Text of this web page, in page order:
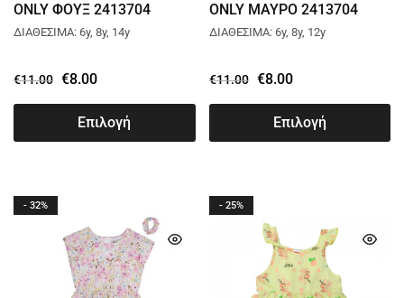
ONLY ΦΟΥΞ 2413704
ΔΙΑΘΕΣΙΜΑ: 6y, 8y, 14y
€11.00 €8.00
Επιλογή
ONLY ΜΑΥΡΟ 2413704
ΔΙΑΘΕΣΙΜΑ: 6y, 8y, 12y
€11.00 €8.00
Επιλογή
- 32% - 25%